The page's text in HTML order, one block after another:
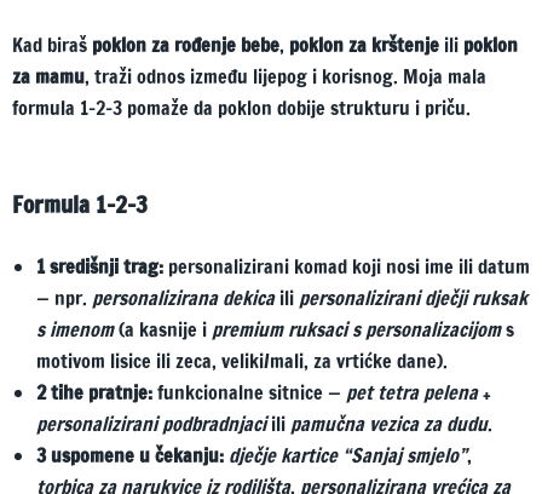
Kad biraš poklon za rođenje bebe, poklon za krštenje ili poklon
za mamu, traži odnos između lijepog i korisnog. Moja mala
formula 1–2–3 pomaže da poklon dobije strukturu i priču.
Formula 1–2–3
1 središnji trag: personalizirani komad koji nosi ime ili datum
— npr. personalizirana dekicaili personalizirani dječji ruksak
s imenom(a kasnije i premium ruksaci s personalizacijoms
motivom lisice ili zeca, veliki/mali, za vrtićke dane).
2 tihe pratnje:funkcionalne sitnice — pet tetra pelena+
personalizirani podbradnjaciili pamučna vezica za dudu.
3 uspomene u čekanju: dječje kartice “Sanjaj smjelo”,
torbica za narukvice iz rodilišta, personalizirana vrećica za